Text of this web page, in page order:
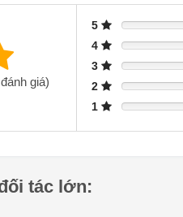
giá)
5
4
3
2
1
tác lớn: